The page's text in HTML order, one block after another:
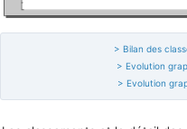
> Bilan des
> Evolution
> Evolution